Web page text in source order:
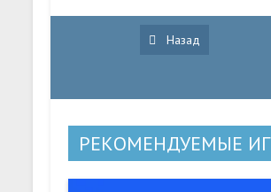
Назад
РЕКОМЕНДУЕМЫЕ